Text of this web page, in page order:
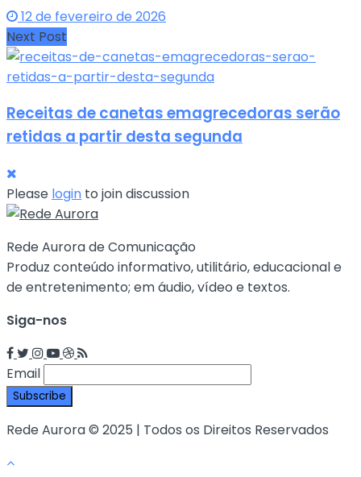
12 de fevereiro de 2026
Next Post
Receitas de canetas emagrecedoras serão
retidas a partir desta segunda
Please login to join discussion
Rede Aurora de Comunicação
Produz conteúdo informativo, utilitário, educacional e
de entretenimento; em áudio, vídeo e textos.
Siga-nos
Email
Rede Aurora © 2025 | Todos os Direitos Reservados